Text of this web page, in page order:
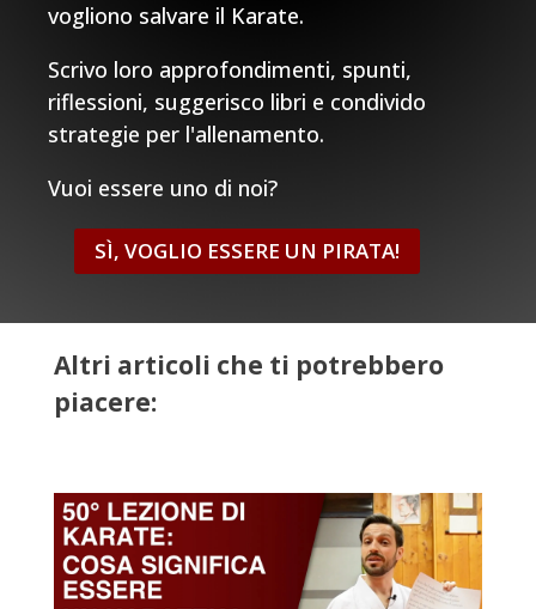
vogliono salvare il Karate.
Scrivo loro approfondimenti, spunti,
riflessioni, suggerisco libri e condivido
strategie per l'allenamento.
Vuoi essere uno di noi?
SÌ, VOGLIO ESSERE UN PIRATA!
Altri articoli che ti potrebbero
piacere: